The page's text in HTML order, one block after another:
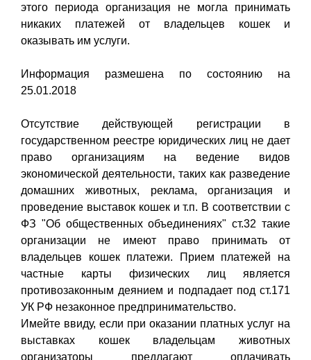
этого периода организация не могла принимать
никаких платежей от владельцев кошек и
оказывать им услуги.
Информация размешена по состоянию на
25.01.2018
Отсутствие действующей регистрации в
государственном реестре юридических лиц не дает
право организациям на ведение видов
экономической деятельности, таких как разведение
домашних животных, реклама, организация и
проведение выставок кошек и т.п. В соответствии с
ФЗ "Об общественных объединениях" ст.32 такие
организации не имеют право принимать от
владельцев кошек платежи. Прием платежей на
частные карты физических лиц является
противозаконным деянием и подпадает под ст.171
УК РФ незаконное предпринимательство.
Имейте ввиду, если при оказании платных услуг на
выставках кошек владельцам животных
организаторы предлагают оплачивать